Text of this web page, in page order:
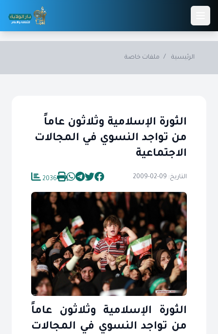
Skip to main content
الرئيسية / ملفات خاصة
الثورة الإسلامية وثلاثون عاماً
من تواجد النسوي في المجالات
الاجتماعية
التاريخ: 09-02-2009 2036
الثورة الإسلامية وثلاثون عاماً
من تواجد النسوي في المجالات